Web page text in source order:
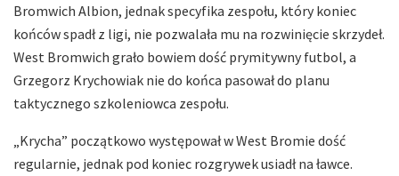
Bromwich Albion, jednak specyfika zespołu, który koniec
końców spadł z ligi, nie pozwalała mu na rozwinięcie skrzydeł.
West Bromwich grało bowiem dość prymitywny futbol, a
Grzegorz Krychowiak nie do końca pasował do planu
taktycznego szkoleniowca zespołu.
„Krycha” początkowo występował w West Bromie dość
regularnie, jednak pod koniec rozgrywek usiadł na ławce.